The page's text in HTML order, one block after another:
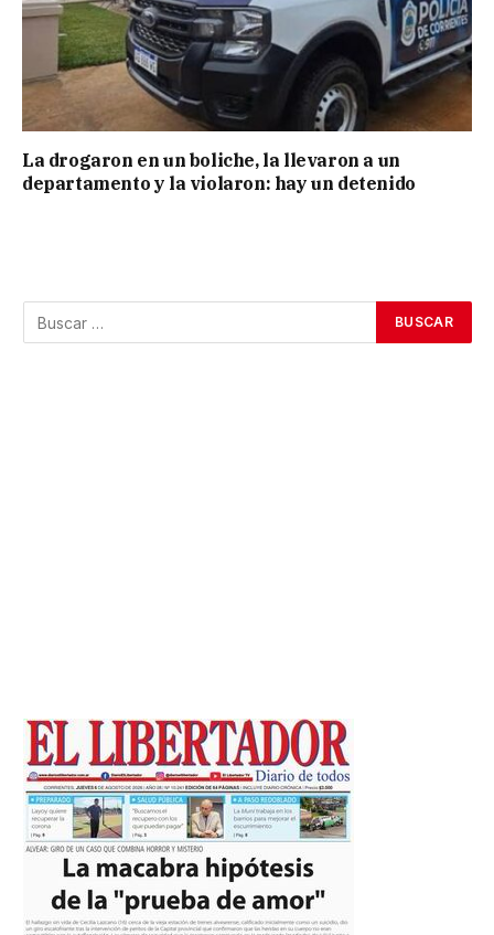
La drogaron en un boliche, la llevaron a un
departamento y la violaron: hay un detenido